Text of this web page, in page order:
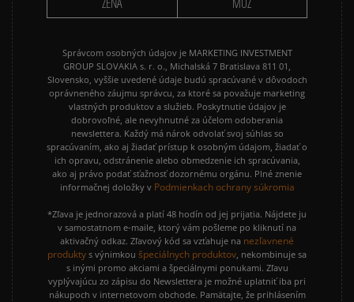
Správcom osobných údajov je MARKETING INVESTMENT
GROUP SLOVAKIA s. r. o., Michalská 7 Bratislava 811 01,
Slovensko, vyššie uvedené údaje budú spracúvané v dôvodoch
oprávneného záujmu správcu, za ktoré sa považuje marketing
vlastných produktov a služieb. Poskytnutie údajov je
dobrovoľné, ale nevyhnutné za účelom odoberania
newslettera. Každý má nárok odvolať svoj súhlas so
spracúvaním, ako aj žiadať prístup k osobným údajom, žiadať o
ich opravu, odstránenie alebo obmedzenie ich spracúvania,
ako aj právo podať sťažnosť dozornému orgánu. Plné znenie
informačnej doložky v Podmienkach ochrany súkromia
*Zľava je jednorazová a platí 48 hodín od jej prijatia. Nájdete ju
v samostatnom e-maile, ktorý vám pošleme po kliknutí na
aktivačný odkaz. Zľavový kód sa vzťahuje na nezľavnené
produkty s výnimkou špeciálnych produktov, nekombinuje sa
s inými promo akciami a špeciálnymi ponukami. Zľavu
vyplývajúcu zo zápisu do Newslettera je možné uplatniť iba pri
nákupoch v internetovom obchode. Pamätajte, že prihlásením